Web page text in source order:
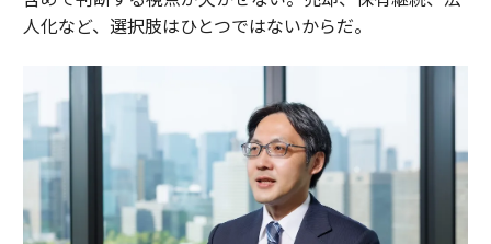
人化など、選択肢はひとつではないからだ。